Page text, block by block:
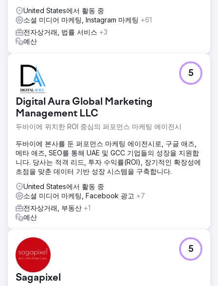
United States에서 활동 중
소셜 미디어 마케팅, Instagram 마케팅 +61
전자상거래, 법률 서비스 +3
예산
Digital Aura Global Marketing
Management LLC
두바이에 위치한 ROI 중심의 퍼포먼스 마케팅 에이전시
5
두바이에 본사를 둔 퍼포먼스 마케팅 에이전시로, 구글 애즈,
메타 애즈, SEO를 통해 UAE 및 GCC 기업들의 성장을 지원합
니다. 당사는 적격 리드, 투자 수익률(ROI), 장기적인 확장성에
초점을 맞춘 데이터 기반 성장 시스템을 구축합니다.
United States에서 활동 중
소셜 미디어 마케팅, Facebook 광고 +7
전자상거래, 부동산 +1
예산
Sagapixel
5